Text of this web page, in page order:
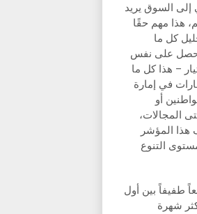
إلى السوق يريد
هذا مهم حقًا
كل ما
نحصل على نفس
– هذا كل ما
في إمارة
أو
المجالات،
هذا المؤشر
التنوع
طفيفاً بين أول
عامي 2016 و2020. الطريقة الاكثر شهرة